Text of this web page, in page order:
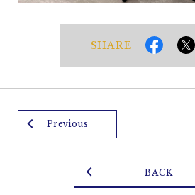
SHARE
Previous
BACK